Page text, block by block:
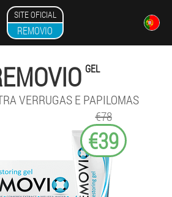
SITE OFICIAL
REMOVIO
GEL
VERRUGAS E PAPILOMAS
€78
€39